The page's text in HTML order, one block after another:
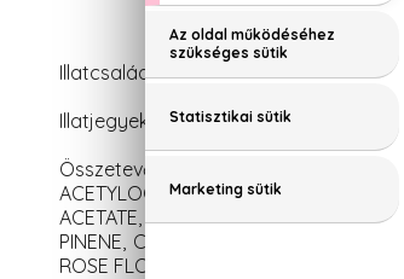
Illatcsalád: Gyümölcsös-virágos
Illatjegyek: málna, mandarin,
Összetevők: ALCOHOL DENAT. (SD
ACETATE, LINALOOL, BUTYL
PINENE, CITRONELLOL, CITRUS
ROSE FLOWER OIL/EXTRACT, CITRAL,